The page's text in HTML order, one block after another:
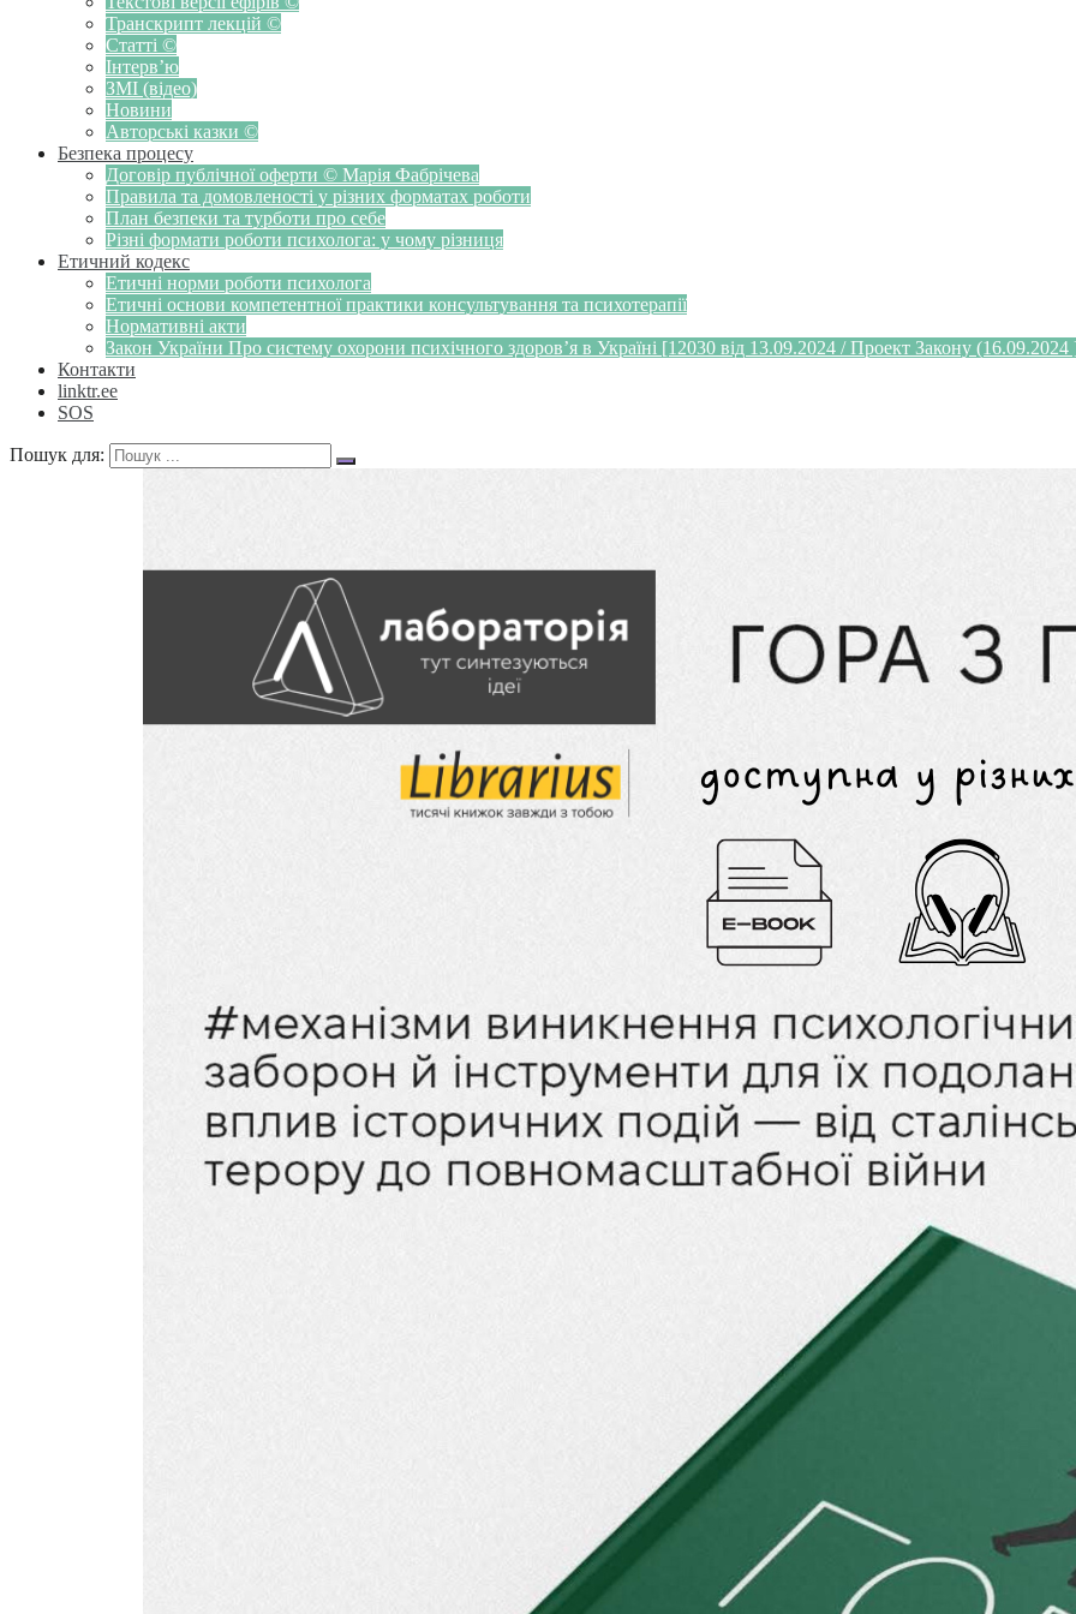
Транскрипт лекцій ©
Статті ©
Інтерв’ю
ЗМІ (відео)
Новини
Авторські казки ©
Безпека процесу
Договір публічної оферти © Марія Фабрічева
Правила та домовленості у різних форматах роботи
План безпеки та турботи про себе
Різні формати роботи психолога: у чому різниця
Етичний кодекс
Етичні норми роботи психолога
Етичні основи компетентної практики консультування та психотерапії
Нормативні акти
Закон України Про систему охорони психічного здоров’я в Україні [12030 від 13.09.2024 / Проект Закону (16.09.2024
Контакти
linktr.ee
SOS
Пошук для: